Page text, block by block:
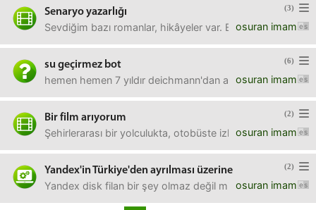
(3)
Senaryo yazarlığı
osuran imam
Sevdiğim bazı romanlar, hikâyeler var. Baktım kimse
(6)
su geçirmez bot
osuran imam
hemen hemen 7 yıldır deichmann'dan aldığım botları
(2)
Bir film arıyorum
osuran imam
Şehirlerarası bir yolculukta, otobüste izlemiştim.
(2)
Yandex'in Türkiye'den ayrılması üzerine
osuran imam
Yandex disk filan bir şey olmaz değil mi? Aniden çöküp